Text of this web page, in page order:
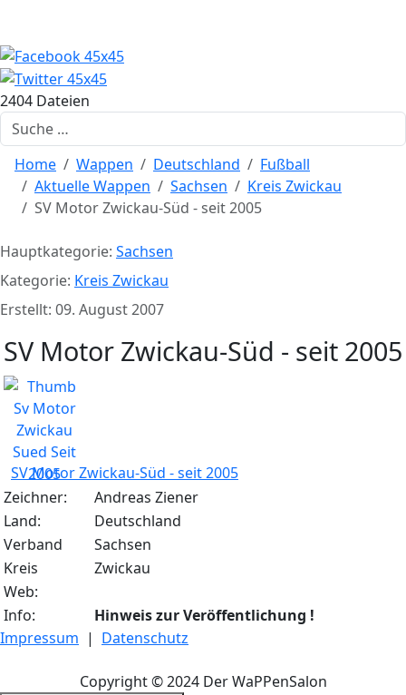
2404 Dateien
Suchen
Home Wappen Deutschland
Fußball
Aktuelle Wappen
Sachsen
Kreis Zwickau
SV Motor Zwickau-Süd - seit 2005
Hauptkategorie: Sachsen
Kategorie: Kreis Zwickau
Erstellt: 09. August 2007
SV Motor Zwickau-Süd - seit 2005
SV Motor Zwickau-Süd - seit 2005
Zeichner:
Andreas Ziener
Land:
Deutschland
Verband
Sachsen
Kreis
Zwickau
Web:
Info:
Hinweis zur Veröffentlichung !
Impressum | Datenschutz
Copyright © 2024 Der WaPPenSalon